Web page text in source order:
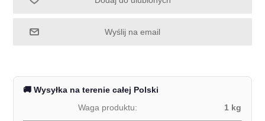
Wyślij na email
🚚 Wysyłka na terenie całej Polski
Waga produktu:
1 kg